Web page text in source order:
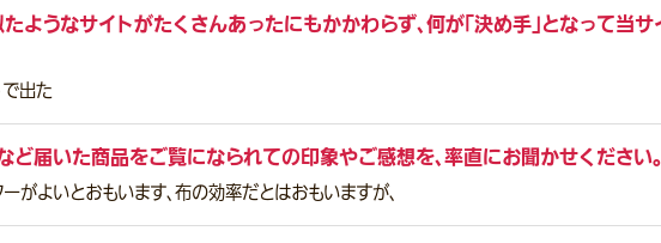
ようなサイトがたくさんあったにもかかわらず、何が「決め手」となって当
出た
ど届いた商品をご覧になられての印象やご感想を、率直にお聞かせください。
がよいとおもいます、布の効率だとはおもいますが、